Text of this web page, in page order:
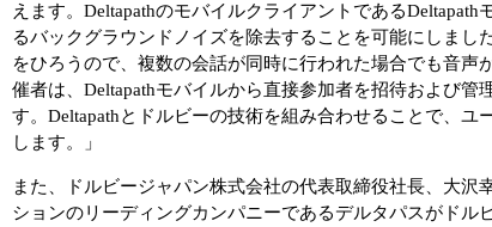
えます。Deltapathのモバイルクライアントである
るバックグラウンドノイズを除去することを可能にしま
をひろうので、複数の会話が同時に行われた場合でも音
催者は、Deltapathモバイルから直接参加者を招待および
す。Deltapathとドルビーの技術を組み合わせることで、
します。」
また、ドルビージャパン株式会社の代表取締役社長、大
ションのリーディングカンパニーであるデルタパスがド